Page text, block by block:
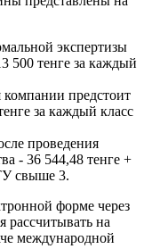
экспертизы
500 тенге за каждый
компании предстоит
за каждый класс
проведения
- 36 544,48 тенге +
свыше 3.
форме через
рассчитывать на
международной